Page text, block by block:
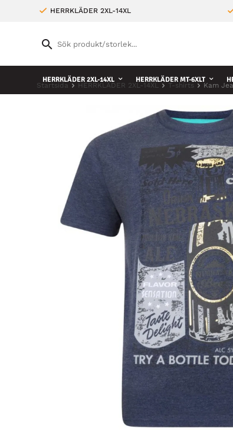
HERRKLÄDER 2XL-14XL
HERRKLÄDER 2XL-14XL HERRKLÄDER MT-6XLT
Startsida HERRKLÄDER 2XL-14XL T-shirts Kam